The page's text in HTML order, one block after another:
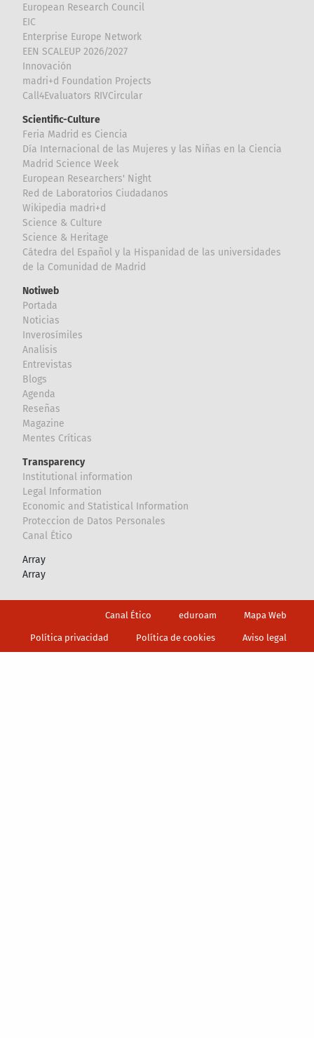
European Research Council
EIC
Enterprise Europe Network
EEN SCALEUP 2026/2027
Innovación
madri+d Foundation Projects
Call4Evaluators RIVCircular
Scientific-Culture
Feria Madrid es Ciencia
Día Internacional de las Mujeres y las Niñas en la Ciencia
Madrid Science Week
European Researchers' Night
Red de Laboratorios Ciudadanos
Wikipedia madri+d
Science & Culture
Science & Heritage
Cátedra del Español y la Hispanidad de las universidades
de la Comunidad de Madrid
Notiweb
Portada
Noticias
Inverosímiles
Analisis
Entrevistas
Blogs
Agenda
Reseñas
Magazine
Mentes Críticas
Transparency
Institutional information
Legal Information
Economic and Statistical Information
Proteccion de Datos Personales
Canal Ético
Array
Array
Canal Ético eduroam Mapa Web
Política privacidad Política de cookies Aviso legal